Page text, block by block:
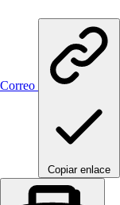
Correo
Copiar enlace